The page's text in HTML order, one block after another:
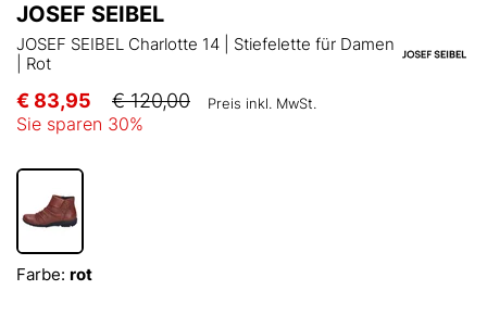
JOSEF SEIBEL
JOSEF SEIBEL Charlotte 14 | Stiefelette für Damen
| Rot
€ 83,95 € 120,00 Preis inkl. MwSt.
Sie sparen 30%
Farbe: rot